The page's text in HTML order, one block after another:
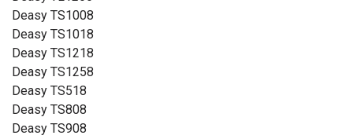
Deasy TS1008
Deasy TS1018
Deasy TS1218
Deasy TS1258
Deasy TS518
Deasy TS808
Deasy TS908